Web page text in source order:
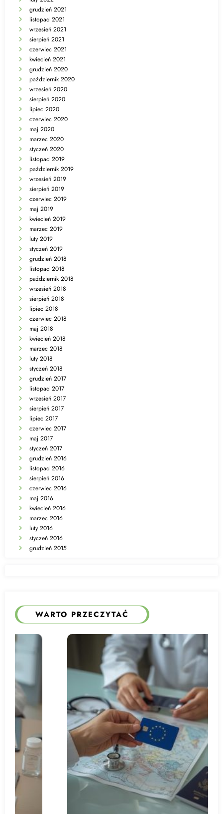
grudzień 2021
listopad 2021
wrzesień 2021
sierpień 2021
czerwiec 2021
kwiecień 2021
grudzień 2020
październik 2020
wrzesień 2020
sierpień 2020
lipiec 2020
czerwiec 2020
maj 2020
marzec 2020
styczeń 2020
listopad 2019
październik 2019
wrzesień 2019
sierpień 2019
czerwiec 2019
maj 2019
kwiecień 2019
marzec 2019
luty 2019
styczeń 2019
grudzień 2018
listopad 2018
październik 2018
wrzesień 2018
sierpień 2018
lipiec 2018
czerwiec 2018
maj 2018
kwiecień 2018
marzec 2018
luty 2018
styczeń 2018
grudzień 2017
listopad 2017
wrzesień 2017
sierpień 2017
lipiec 2017
czerwiec 2017
maj 2017
styczeń 2017
grudzień 2016
listopad 2016
sierpień 2016
czerwiec 2016
maj 2016
kwiecień 2016
marzec 2016
luty 2016
styczeń 2016
grudzień 2015
WARTO PRZECZYTAĆ